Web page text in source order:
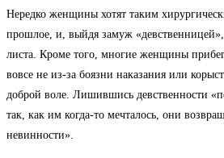
Нередко женщины хотят таким
прошлое, и, выйдя замуж «девственницей»,
листа. Кроме того, многие женщины
вовсе не из-за боязни наказания или
доброй воле. Лишившись девственности
так, как им когда-то мечталось, они
невинности».